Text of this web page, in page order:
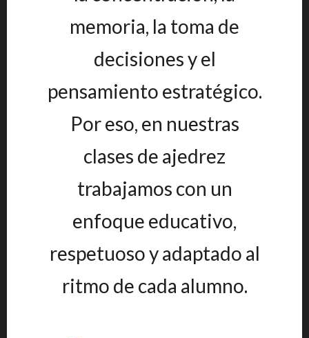
memoria, la toma de
decisiones y el
pensamiento estratégico.
Por eso, en nuestras
clases de ajedrez
trabajamos con un
enfoque educativo,
respetuoso y adaptado al
ritmo de cada alumno.